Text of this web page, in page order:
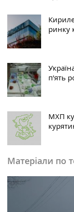
ринку
п'ять
МХП
Матеріали по